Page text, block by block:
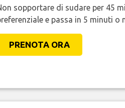
sopportare di sudare per 45
e passa in 5 minuti o
PRENOTA ORA